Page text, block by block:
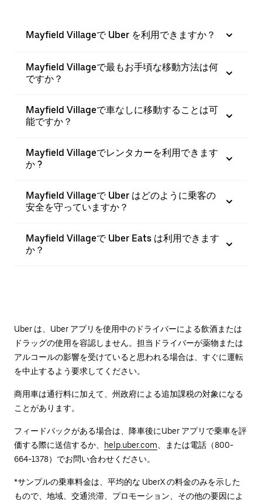
Mayfield Villageで Uber を利用できますか？
Mayfield Villageで最もお手頃な移動方法は何
ですか？
Mayfield Villageで車なしに移動することは可
能ですか？
Mayfield Villageでレンタカーを利用できます
か ?
Mayfield Villageで Uber はどのように乗客の
安全を守っていますか？
Mayfield Villageで Uber Eats は利用できます
か？
Uber は、Uber アプリを使用中のドライバーによる飲酒または
ドラッグの使用を容認しません。担当ドライバーが薬物または
アルコールの影響を受けていると思われる場合は、すぐに運転
を中止するよう要求してください。
商用車は通行料に加えて、州政府による追加課税の対象になる
ことがあります。
フィードバックがある場合は、降車後に⁠Uber アプリで乗車を評
価する際に送信するか、
help.uber.com 、または電話（800-
664-1378）でお問い合わせください。
*サンプルの乗車料金は、平均的な UberX の料金のみを示した
もので、地域、交通渋滞、プロモーション、その他の要因によ